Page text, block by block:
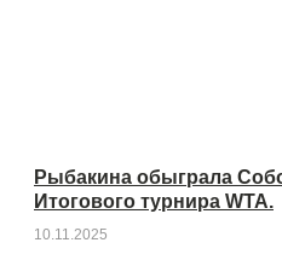
Рыбакина обыграла
Итогового турнира WTA.
10.11.2025